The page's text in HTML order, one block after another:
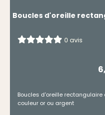
Boucles d'oreille
0 avis
Boucles d'oreille rectangulaire
couleur or ou argent